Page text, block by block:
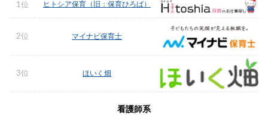
1位 ヒトシア保育（旧：保育ひろば）
2位 マイナビ保育士
3位 ほいく畑
看護師系